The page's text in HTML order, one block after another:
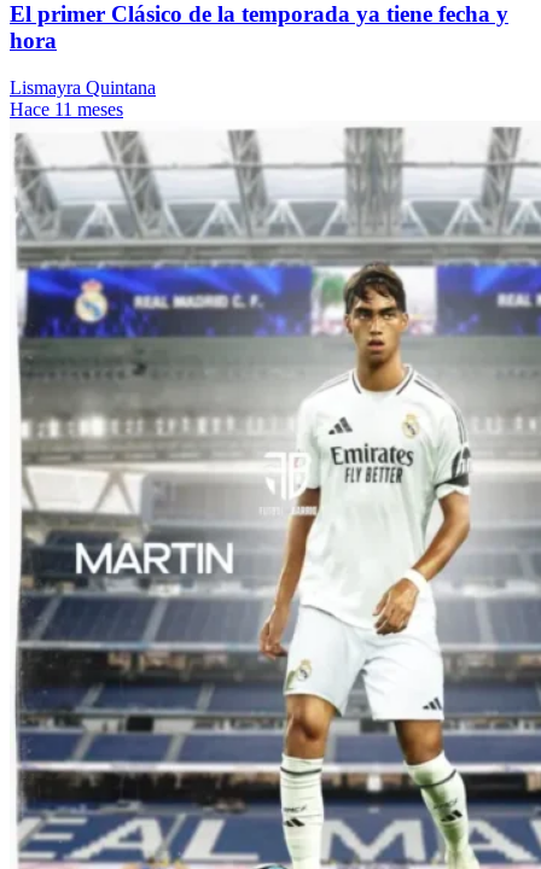
El primer Clásico de la temporada ya tiene fecha y
hora
Lismayra Quintana
Hace 11 meses